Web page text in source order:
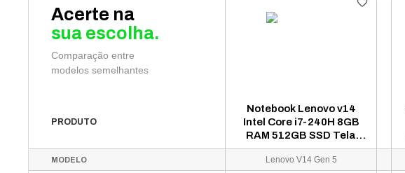
Acerte na
sua escolha.
Comparação entre
modelos semelhantes
PRODUTO
Notebook Lenovo v14
Intel Core i7-240H 8GB
RAM 512GB SSD Tela
14" HD Windows 11
Inglês Preto -
MODELO Lenovo V14 Gen 5